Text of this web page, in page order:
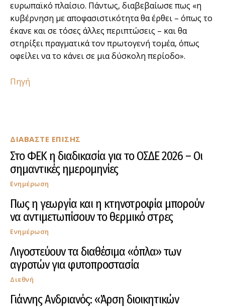
ΔΙΑΒΑΣΤΕ ΕΠΙΣΗΣ
Στο ΦΕΚ η διαδικασία για το ΟΣΔΕ 2026 – Οι
σημαντικές ημερομηνίες
Ενημέρωση
Πως η γεωργία και η κτηνοτροφία μπορούν
να αντιμετωπίσουν το θερμικό στρες
Ενημέρωση
Λιγοστεύουν τα διαθέσιμα «όπλα» των
αγροτών για φυτοπροστασία
Διεθνή
Γιάννης Ανδριανός: «Άρση διοικητικών
ευρωπαϊκό πλαίσιο. Πάντως, διαβεβαίωσε πως «η
κυβέρνηση με αποφασιστικότητα θα έρθει – όπως το
έκανε και σε τόσες άλλες περιπτώσεις – και θα
στηρίξει πραγματικά τον πρωτογενή τομέα, όπως
οφείλει να το κάνει σε μια δύσκολη περίοδο».
Πηγή